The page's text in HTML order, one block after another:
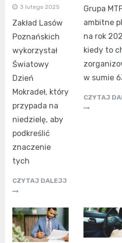
3 lutego 2025
Zakład Lasów
Poznańskich
wykorzystał
Światowy
Dzień
Mokradeł, który
przypada na
niedzielę, aby
podkreślić
znaczenie
tych
CZYTAJ DALEJJ
Grupa
ambitne
na rok
kiedy to
w sumie
CZYTAJ